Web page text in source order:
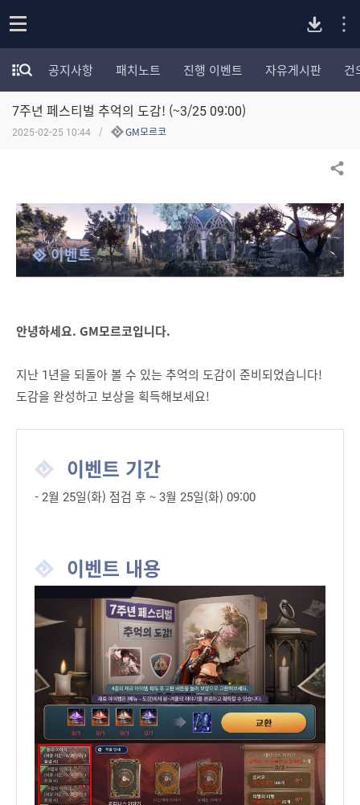
p
e
n
다
운
모
험
가
포
리
전
체
보
공지사항 패치노트 진행 이벤트 자유게시판 건
7주년 페스티벌 추억의 도감! (~3/25 09:00)
2025-02-25 10:44 GM모르코
공유하기
이벤트
안녕하세요. GM모르코입니다.
지난 1년을 되돌아 볼 수 있는 추억의 도감이 준비되었습니다!
도감을 완성하고 보상을 획득해보세요!
이벤트 기간
- 2월 25일(화) 점검 후 ~ 3월 25일(화) 09:00
이벤트 내용